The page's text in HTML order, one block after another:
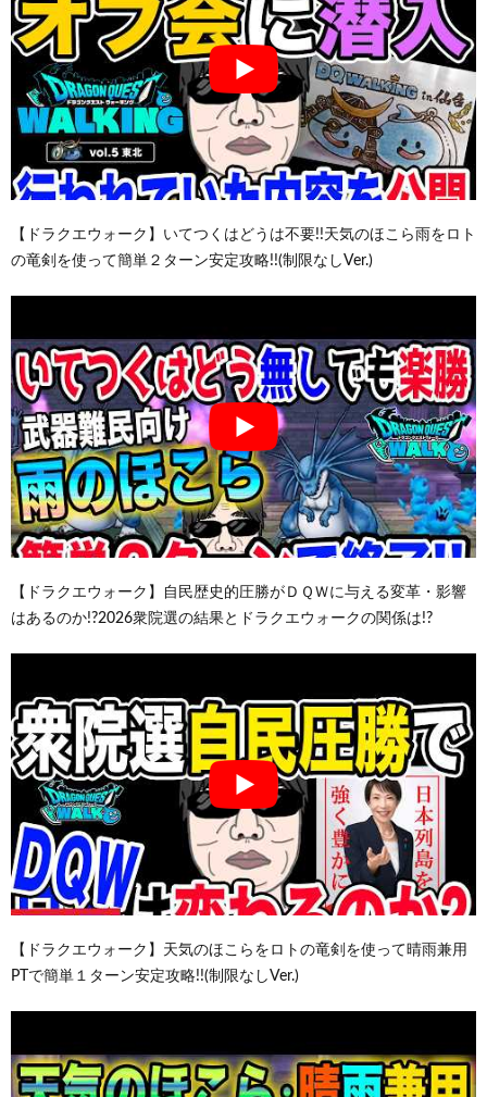
【ドラクエウォーク】いてつくはどうは不要!!天気のほこら雨をロト
の竜剣を使って簡単２ターン安定攻略!!(制限なしVer.)
【ドラクエウォーク】自民歴史的圧勝がＤＱＷに与える変革・影響
はあるのか!?2026衆院選の結果とドラクエウォークの関係は!?
【ドラクエウォーク】天気のほこらをロトの竜剣を使って晴雨兼用
PTで簡単１ターン安定攻略!!(制限なしVer.)